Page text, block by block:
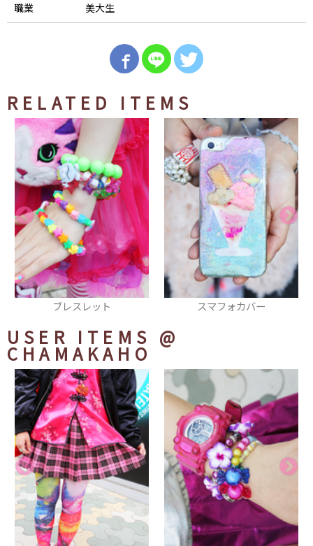
職業 美大生
RELATED ITEMS
スマフォカバー ネックレス
USER ITEMS @
CHAMAKAHO